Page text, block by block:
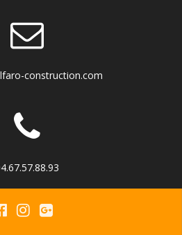
construction.com